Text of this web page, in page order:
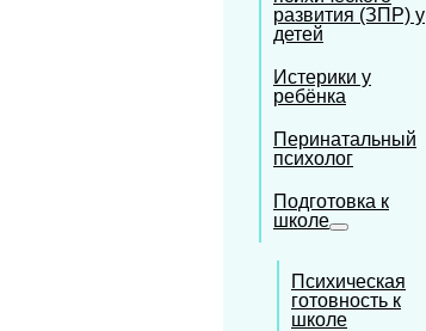
развития (ЗПР) у
детей
Истерики у
ребёнка
Перинатальный
психолог
Подготовка к
школе
Психическая
готовность к
школе